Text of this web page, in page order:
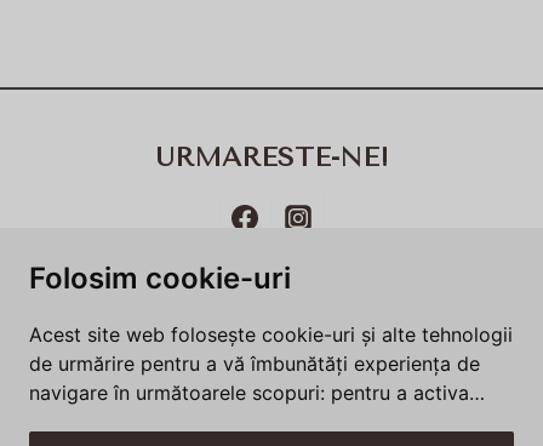
Folosim cookie-uri
Acest site web folosește cookie-uri și alte tehnologii
de urmărire pentru a vă îmbunătăți experiența de
navigare în următoarele scopuri: pentru a activa
120lei.
fost: 88lei.
URMARESTE-NE!
Politica de confidenţialitate
Întrebări frecvente